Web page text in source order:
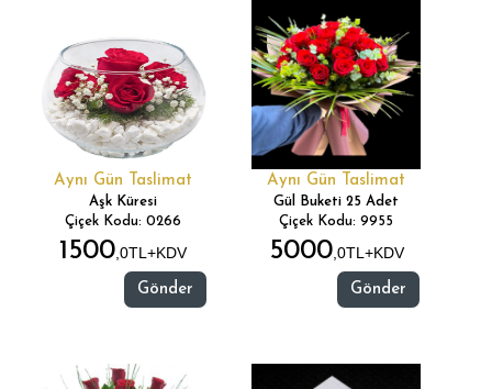
Aynı Gün Taslimat
Aşk Küresi
Çiçek Kodu: 0266
1500,0TL+KDV
Gönder
Aynı Gün Taslimat
Gül Buketi 25 Adet
Çiçek Kodu: 9955
5000,0TL+KDV
Gönder